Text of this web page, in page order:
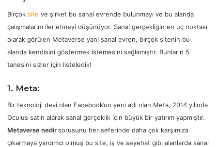
Birçok site ve şirket bu sanal evrende bulunmayı ve bu alanda
çalışmalarını ilerletmeyi düşünüyor. Sanal gerçekliğin en uç noktası
olarak görülen Metaverse yani sanal evren, birçok sitenin bu
alanda kendisini göstermek istemesini sağlamıştır. Bunların 5
tanesini sizler için listeledik!
1. Meta:
Bir teknoloji devi olan Facebook’un yeni adı olan Meta, 2014 yılında
Oculus satın alarak sanal gerçeklik için büyük bir yatırım yapmıştır.
Metaverse nedirsorusunu her seferinde daha çok karşımıza
çıkarmaya yardımcı olmuş bu site, iş ve seyehat gibi alanlarda sanal